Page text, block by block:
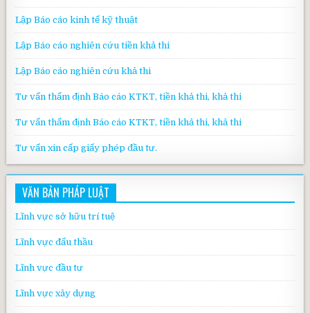
Lập Báo cáo kinh tế kỹ thuật
Lập Báo cáo nghiên cứu tiền khả thi
Lập Báo cáo nghiên cứu khả thi
Tư vấn thẩm định Báo cáo KTKT, tiền khả thi, khả thi
Tư vấn thẩm định Báo cáo KTKT, tiền khả thi, khả thi
Tư vấn xin cấp giấy phép đầu tư.
VĂN BẢN PHÁP LUẬT
Lĩnh vực sở hữu trí tuệ
Lĩnh vực đấu thầu
Lĩnh vực đầu tư
Lĩnh vực xây dựng